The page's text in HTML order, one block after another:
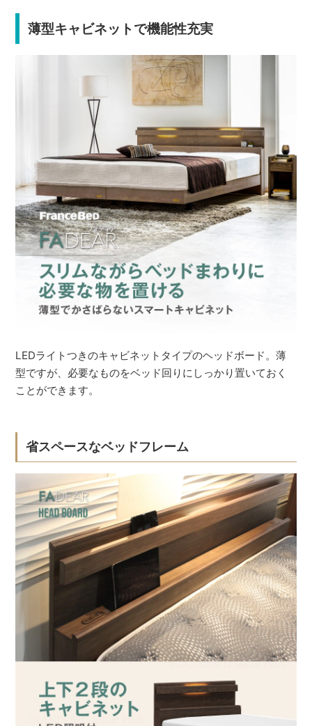
薄型キャビネットで機能性充実
LEDライトつきのキャビネットタイプのヘッドボード。薄
型ですが、必要なものをベッド回りにしっかり置いておく
ことができます。
省スペースなベッドフレーム